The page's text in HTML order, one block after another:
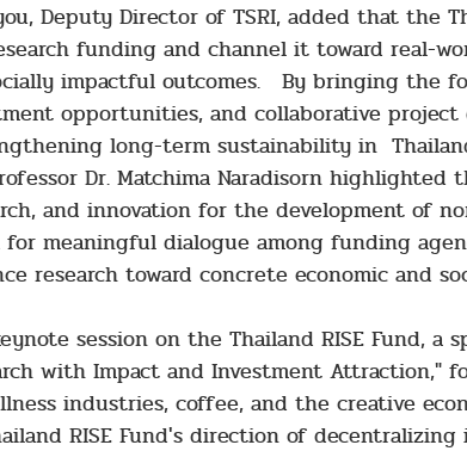
Deputy Director of TSRI, added that the
funding and channel it toward real-
impactful outcomes. By bringing the
opportunities, and collaborative project
long-term sustainability in
Dr. Matchima Naradisorn
and innovation for the development of
meaningful dialogue among funding
research toward concrete economic and
session on the Thailand RISE Fund,
with Impact and Investment Attraction,"
industries, coffee, and the creative
RISE Fund's direction of